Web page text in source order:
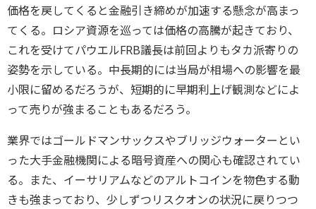
価格を戻してくると金融引き締めが加速する懸念が高まっ
てくる。ロシア資源を巡っては価格の高騰が起きており、
これを受けてパウエルFRB議長は前回よりもタカ派寄りの
姿勢を示している。中長期的には当局が相場への影響を最
小限に留めるだろうが、短期的に早期利上げ観測などによ
って売りが強まることもあるだろう。
業界ではゴールドマンサックスやブリッジウォーターとい
った大手金融機関による暗号資産への関心も確認されてい
る。また、イーサリアムなどのアルトコインを物色する動
きも強まっており、少しずつリスクオンの状況に戻りつつ